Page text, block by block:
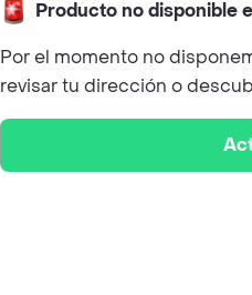
Producto no disponible
Por el momento no
revisar tu dirección o